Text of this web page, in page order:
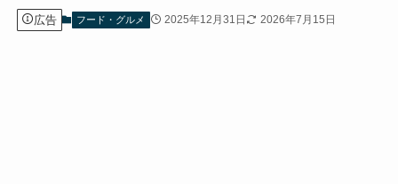
広告 フード・グルメ 2025年12月31日 2026年7月15日